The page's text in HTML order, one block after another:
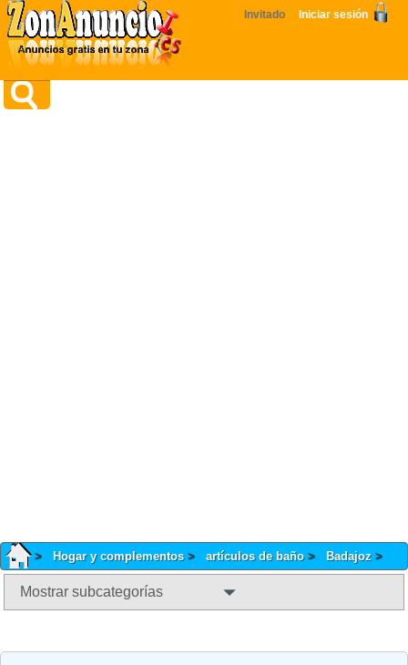
Invitado Iniciar sesión
Hogar y complementos artículos de baño Badajoz
Mostrar subcategorías